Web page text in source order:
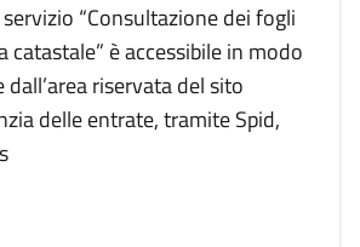
“Consultazione dei fogli
catastale” è accessibile in modo
dall’area riservata del sito
delle entrate, tramite Spid,